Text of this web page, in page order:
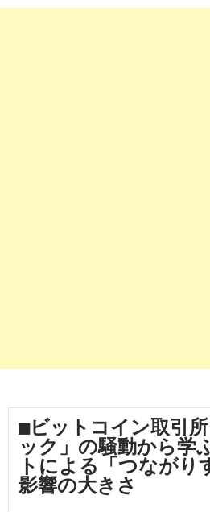
■ビットコイン取引
ック」の騒動から学
トによる「つながり
影響の大きさ